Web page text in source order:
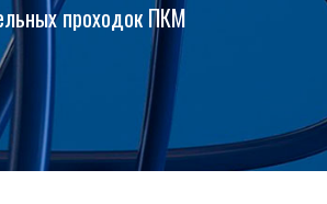
проходок ПКМ